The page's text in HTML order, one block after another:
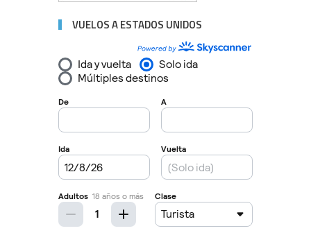
VUELOS A ESTADOS UNIDOS